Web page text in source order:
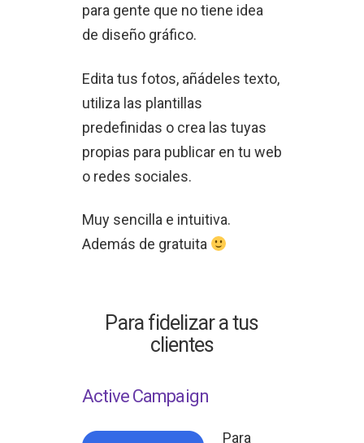
para gente que no tiene idea
de diseño gráfico.
Edita tus fotos, añádeles texto,
utiliza las plantillas
predefinidas o crea las tuyas
propias para publicar en tu web
o redes sociales.
Muy sencilla e intuitiva.
Además de gratuita
Para fidelizar a tus
clientes
Active Campaign
Para